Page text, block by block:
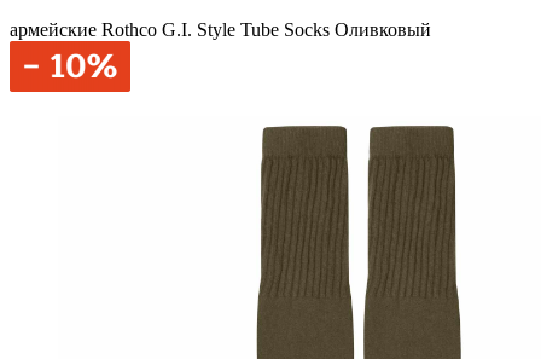
армейские Rothco G.I. Style Tube Socks Оливковый